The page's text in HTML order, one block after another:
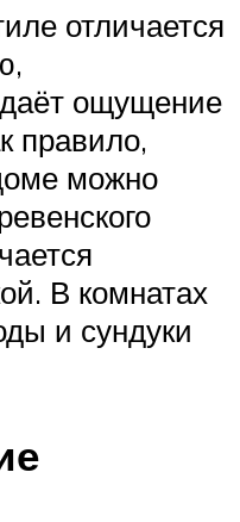
отличается
ощущение
правило,
можно
В комнатах
и сундуки